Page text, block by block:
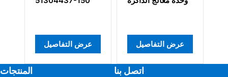
عرض التفاصيل عرض التفاصيل
المنتجات اتصل بنا